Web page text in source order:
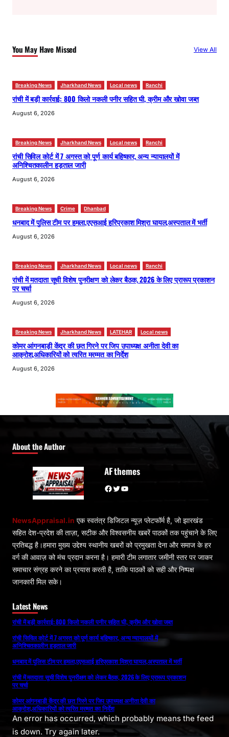
h
You May Have Missed View All
Breaking News Jharkhand News Local news Ranchi
रांची में बड़ी कार्रवाई: 800 किलो नकली पनीर सहित घी, क्रीम और खोवा जब्त
August 6, 2026
Breaking News Jharkhand News Local news Ranchi
रांची सिविल कोर्ट में 7 अगस्त को पूर्ण कार्य बहिष्कार, अन्य न्यायालयों में
अनिश्चितकालीन हड़ताल जारी
August 6, 2026
Breaking News Crime Dhanbad
धनबाद में पुलिस टीम पर हमला,एएसआई हरिप्रकाश मिश्रा घायल,अस्पताल में भर्ती
August 6, 2026
Breaking News Jharkhand News Local news Ranchi
रांची में मतदाता सूची विशेष पुनरीक्षण को लेकर बैठक, 2026 के लिए प्रारूप प्रकाशन
पर चर्चा
August 6, 2026
Breaking News Jharkhand News LATEHAR Local news
कोमर आंगनबाड़ी केंद्र की छत गिरने पर जिप उपाध्यक्ष अनीता देवी का
आक्रोश,अधिकारियों को त्वरित मरम्मत का निर्देश
August 6, 2026
About the Author
AF themes
Facebook Twitter YouTube
NewsAppraisal.in एक स्वतंत्र डिजिटल न्यूज़ प्लेटफॉर्म है, जो झारखंड
सहित देश-प्रदेश की ताज़ा, सटीक और विश्वसनीय खबरें पाठकों तक पहुंचाने के लिए
प्रतिबद्ध है।हमारा मुख्य उद्देश्य स्थानीय खबरों को प्रमुखता देना और समाज के हर
वर्ग की आवाज़ को मंच प्रदान करना है। हमारी टीम लगातार जमीनी स्तर पर जाकर
समाचार संग्रह करने का प्रयास करती है, ताकि पाठकों को सही और निष्पक्ष
जानकारी मिल सके।
Latest News
रांची में बड़ी कार्रवाई: 800 किलो नकली पनीर सहित घी, क्रीम और खोवा जब्त
रांची सिविल कोर्ट में 7 अगस्त को पूर्ण कार्य बहिष्कार, अन्य न्यायालयों में
अनिश्चितकालीन हड़ताल जारी
धनबाद में पुलिस टीम पर हमला,एएसआई हरिप्रकाश मिश्रा घायल,अस्पताल में भर्ती
रांची में मतदाता सूची विशेष पुनरीक्षण को लेकर बैठक, 2026 के लिए प्रारूप प्रकाशन
पर चर्चा
कोमर आंगनबाड़ी केंद्र की छत गिरने पर जिप उपाध्यक्ष अनीता देवी का
आक्रोश,अधिकारियों को त्वरित मरम्मत का निर्देश
An error has occurred, which probably means the feed
is down. Try again later.